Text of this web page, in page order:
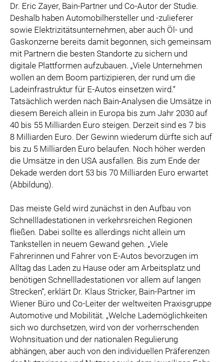
Dr. Eric Zayer, Bain-Partner und Co-Autor der Studie.
Deshalb haben Automobilhersteller und -zulieferer
sowie Elektrizitätsunternehmen, aber auch Öl- und
Gaskonzerne bereits damit begonnen, sich gemeinsam
mit Partnern die besten Standorte zu sichern und
digitale Plattformen aufzubauen. „Viele Unternehmen
wollen an dem Boom partizipieren, der rund um die
Ladeinfrastruktur für E-Autos einsetzen wird.“
Tatsächlich werden nach Bain-Analysen die Umsätze in
diesem Bereich allein in Europa bis zum Jahr 2030 auf
40 bis 55 Milliarden Euro steigen. Derzeit sind es 7 bis
8 Milliarden Euro. Der Gewinn wiederum dürfte sich auf
bis zu 5 Milliarden Euro belaufen. Noch höher werden
die Umsätze in den USA ausfallen. Bis zum Ende der
Dekade werden dort 53 bis 70 Milliarden Euro erwartet
(Abbildung).
Das meiste Geld wird zunächst in den Aufbau von
Schnellladestationen in verkehrsreichen Regionen
fließen. Dabei sollte es allerdings nicht allein um
Tankstellen in neuem Gewand gehen. „Viele
Fahrerinnen und Fahrer von E-Autos bevorzugen im
Alltag das Laden zu Hause oder am Arbeitsplatz und
benötigen Schnellladestationen vor allem auf langen
Strecken“, erklärt Dr. Klaus Stricker, Bain-Partner im
Wiener Büro und Co-Leiter der weltweiten Praxisgruppe
Automotive und Mobilität. „Welche Lademöglichkeiten
sich wo durchsetzen, wird von der vorherrschenden
Wohnsituation und der nationalen Regulierung
abhängen, aber auch von den individuellen Präferenzen